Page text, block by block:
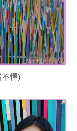
不懂)